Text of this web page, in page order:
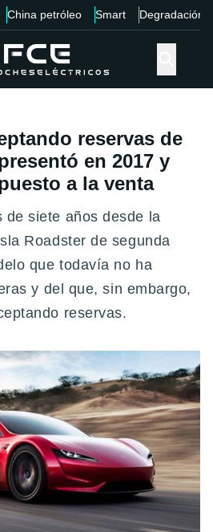
China petróleo Smart Degradación
reservas de
en 2017 y
a la venta
de siete años desde la
Roadster de segunda
que todavía no ha
y del que, sin embargo,
reservas.